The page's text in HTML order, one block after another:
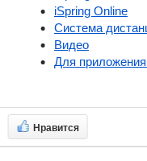
iSpring Online
Система
Видео
Для
Нравится